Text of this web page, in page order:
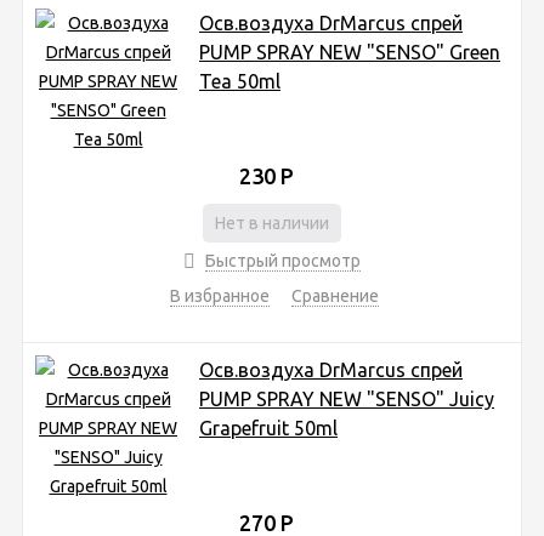
Осв.воздуха DrMarcus спрей
PUMP SPRAY NEW "SENSO" Green
Tea 50ml
230 Р
Нет в наличии
Быстрый просмотр
В избранное
Сравнение
Осв.воздуха DrMarcus спрей
PUMP SPRAY NEW "SENSO" Juicy
Grapefruit 50ml
270 Р